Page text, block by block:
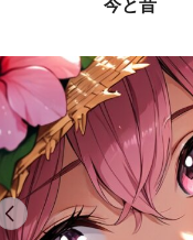
今と昔